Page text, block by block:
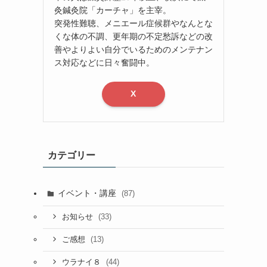
灸鍼灸院「カーチャ」を主宰。
突発性難聴、メニエール症候群やなんとな
くな体の不調、更年期の不定愁訴などの改
善やよりよい自分でいるためのメンテナン
ス対応などに日々奮闘中。
X
カテゴリー
イベント・講座 (87)
お知らせ (33)
ご感想 (13)
ウラナイ８ (44)